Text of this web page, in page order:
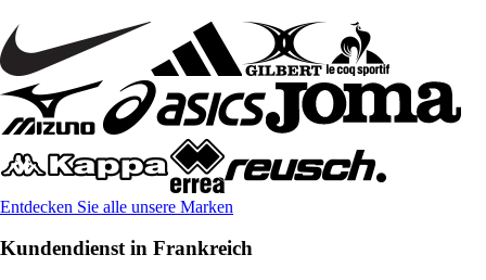
Entdecken Sie alle unsere Marken
Kundendienst in Frankreich